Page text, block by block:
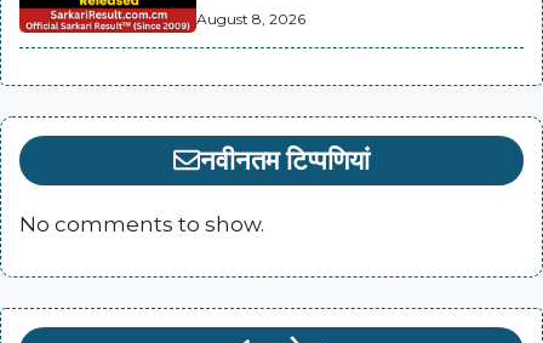
August 8, 2026
नवीनतम टिप्पणियां
No comments to show.